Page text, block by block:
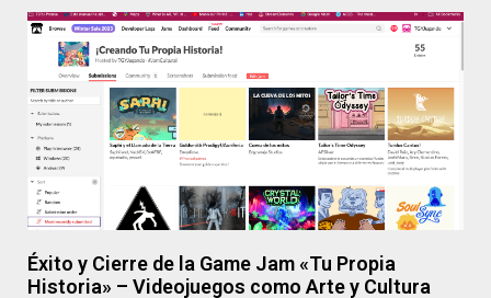
Éxito y Cierre de la Game Jam «Tu Propia
Historia» – Videojuegos como Arte y Cultura